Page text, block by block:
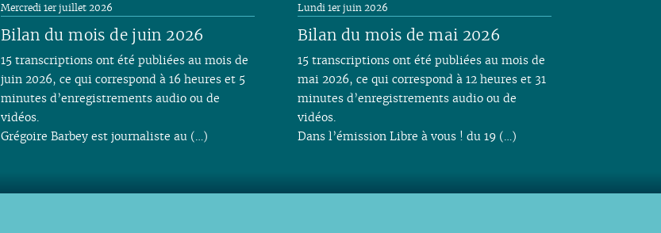
Bilan du mois de juin 2026
Mercredi 1er juillet 2026
15 transcriptions ont été publiées au mois de
juin 2026, ce qui correspond à 16 heures et 5
minutes d’enregistrements audio ou de
vidéos.
Grégoire Barbey est journaliste au (…)
Bilan du mois de mai 2026
Lundi 1er juin 2026
15 transcriptions ont été publiées au mois de
mai 2026, ce qui correspond à 12 heures et 31
minutes d’enregistrements audio ou de
vidéos.
Dans l’émission Libre à vous ! du 19 (…)